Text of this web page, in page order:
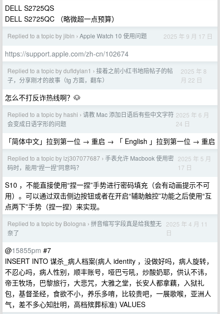
DELL S2725QS
DELL S2725QC （略微超一点预算）
Replied to a topic by jibin › Apple Watch 10 使用问题 2025 年 9 月 17 日
https://support.apple.com/zh-cn/102674
Replied to a topic by dufldylan1 › 接着之前小红书地陪帖子的帖
子，分享刚才的故事（tg 方面，翻车）
2025 年 8
月 22 日
怎么不打反诈热线啊？🐶
Replied to a topic by hashi › 请教 Mac 添加日语后有些中文字符
会变成日语字形的问题
2025 年 6 月
24 日
「简体中文」拉到第一位 → 重启 → 「 English 」拉到第一位 → 重启
Replied to a topic by lzj307077687 › 手表允许 Macbook 使用密
码时，能用“捏一捏”同意吗？
2025 年 5 月
17 日
S10 ，不能直接使用“捏一捏”手势进行密码填充（会有动画提示不可
用）。可以通过双击侧边按钮或者在开启“辅助触控”功能之后使用“互
点两下”手势（捏一捏）来实现。
Replied to a topic by Bologna › 拼音缩写字段真是给我整无
奈了
2025 年 4 月 11
日
@15855pm #7
INSERT INTO 谋杀_病人档案(病人 identity ，没做好吗，病人旋转，
不忍心吗，病人性别，顺丰账号，哑巴亏吼，炒酸奶耶，供认不讳，
帝王牧场，巴黎旅行，大悲咒，大雅之堂，长安人都拿藕，入狱礼
包，基督圣经，食欲不小，养乐多唷，比较贵吧，一展歌喉，亚洲人
气，差不多心知肚明，高档殡葬标准) VALUES